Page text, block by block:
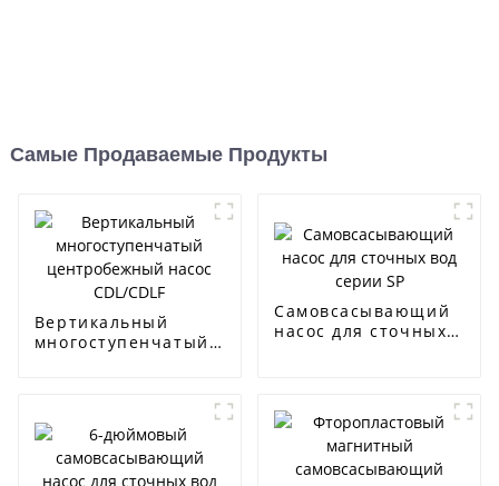
Самые Продаваемые Продукты
Вертикальный
многоступенчатый
Самовсасывающий
насос для сточных